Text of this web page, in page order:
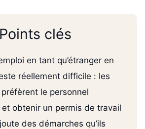
Points clés
en tant qu’étranger en
réellement difficile : les
le personnel
obtenir un permis de travail
des démarches qu’ils